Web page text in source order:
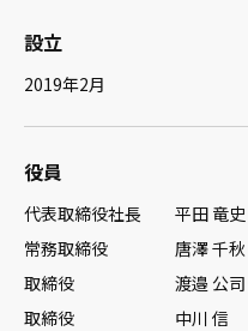
設立
2019年2月
役員
代表取締役社長 平田 竜史
常務取締役 唐澤 千秋
取締役 渡邉 公司
取締役 中川 信